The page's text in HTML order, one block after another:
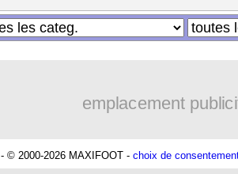
emplacement
- © 2000-2026 MAXIFOOT - choix de